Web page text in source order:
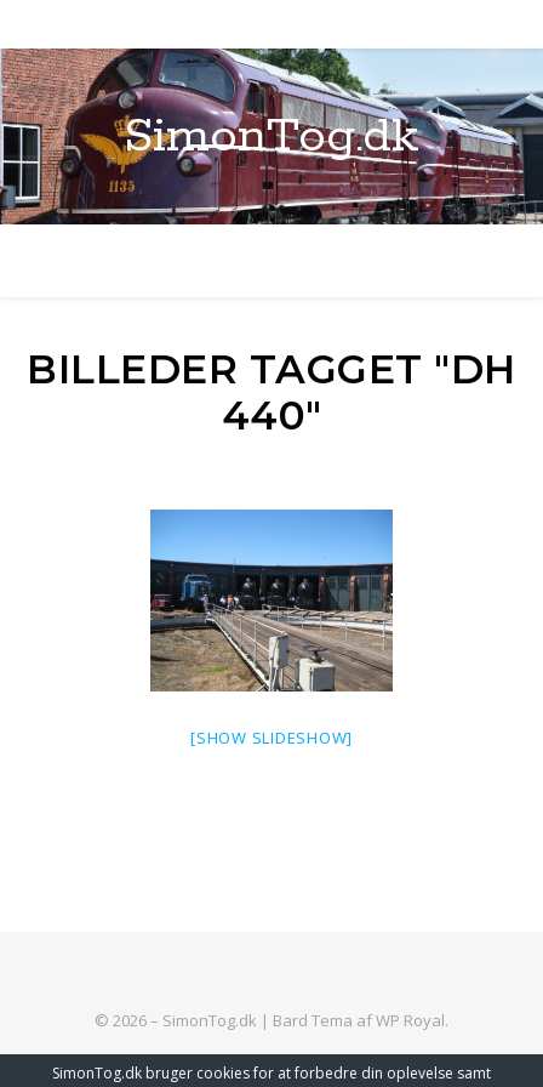
SimonTog.dk
BILLEDER TAGGET "DH
440"
[SHOW SLIDESHOW]
© 2026 – SimonTog.dk | Bard Tema afWP Royal.
SimonTog.dk bruger cookies for at forbedre din oplevelse samt